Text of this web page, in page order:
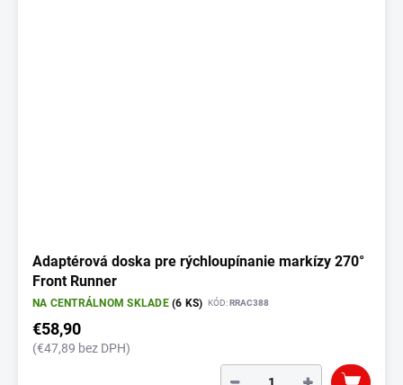
Adaptérová doska pre rýchloupínanie markízy 270°
Front Runner
NA CENTRÁLNOM SKLADE(6 KS) KÓD:RRAC388
€58,90
(€47,89 bez DPH)